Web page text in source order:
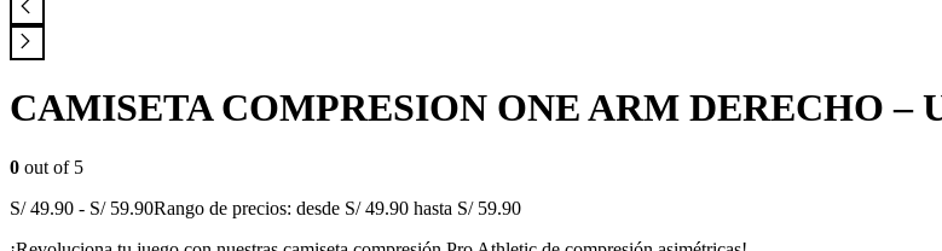
CAMISETA COMPRESION ONE ARM DERECHO –
0 out of 5
S/ 49.90 - S/ 59.90Rango de precios: desde S/ 49.90 hasta S/ 59.90